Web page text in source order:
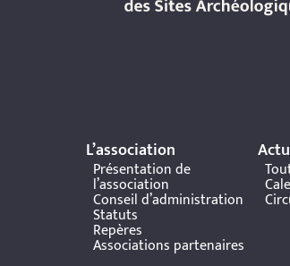
L’association
Présentation de
l’association
Conseil d’administration
Statuts
Repères
Associations partenaires